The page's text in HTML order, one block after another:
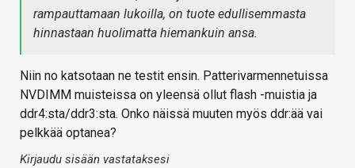
rampauttamaan lukoilla, on tuote edullisemmasta
hinnastaan huolimatta hiemankuin ansa.
Niin no katsotaan ne testit ensin. Patterivarmennetuissa
NVDIMM muisteissa on yleensä ollut flash -muistia ja
ddr4:sta/ddr3:sta. Onko näissä muuten myös ddr:ää vai
pelkkää optanea?
Kirjaudu sisään vastataksesi